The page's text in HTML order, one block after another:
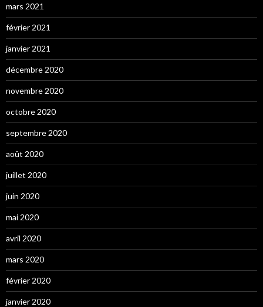
mars 2021
février 2021
janvier 2021
décembre 2020
novembre 2020
octobre 2020
septembre 2020
août 2020
juillet 2020
juin 2020
mai 2020
avril 2020
mars 2020
février 2020
janvier 2020